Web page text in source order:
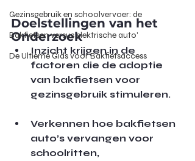
Gezinsgebruik en schoolvervoer: de
Bakfietsen versus elektrische auto'
De Ultieme Gids voor Bakfietsaccess
Doelstellingen van het
Onderzoek
Inzicht krijgen in de
factoren die de adoptie
van bakfietsen voor
gezinsgebruik stimuleren.
Verkennen hoe bakfietsen
auto’s vervangen voor
schoolritten,